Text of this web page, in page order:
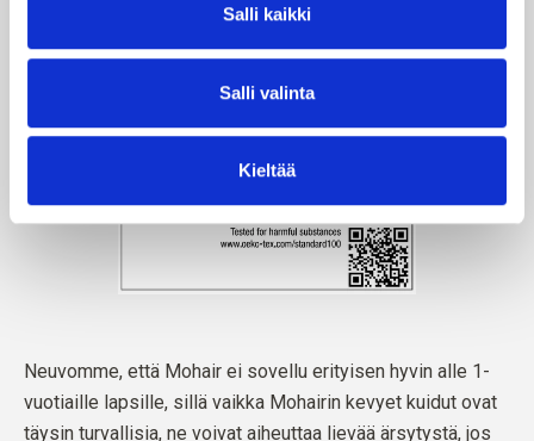
Salli kaikki
Salli valinta
Kieltää
Neuvomme, että Mohair ei sovellu erityisen hyvin alle 1-
vuotiaille lapsille, sillä vaikka Mohairin kevyet kuidut ovat
täysin turvallisia, ne voivat aiheuttaa lievää ärsytystä, jos